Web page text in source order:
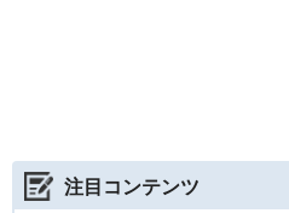
注目コンテンツ